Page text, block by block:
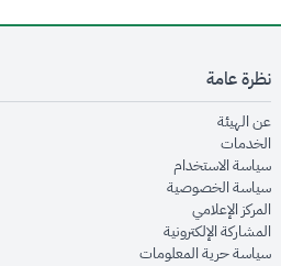
نظرة عامة
عن الهيئةopens in new window
الخدماتopens in new window
سياسة الاستخدام
سياسة الخصوصيةopens in new window
المركز الإعلاميopens in new window
المشاركة الإلكترونيةopens in new window
سياسة حرية المعلوماتopens in new window